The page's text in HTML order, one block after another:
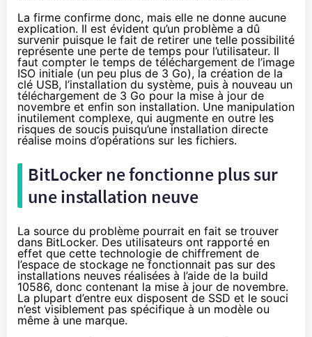
La firme confirme donc, mais elle ne donne aucune
explication. Il est évident qu’un problème a dû
survenir puisque le fait de retirer une telle possibilité
représente une perte de temps pour l’utilisateur. Il
faut compter le temps de téléchargement de l’image
ISO initiale (un peu plus de 3 Go), la création de la
clé USB, l’installation du système, puis à nouveau un
téléchargement de 3 Go pour la mise à jour de
novembre et enfin son installation. Une manipulation
inutilement complexe, qui augmente en outre les
risques de soucis puisqu’une installation directe
réalise moins d’opérations sur les fichiers.
BitLocker ne fonctionne plus sur
une installation neuve
La source du problème pourrait en fait se trouver
dans BitLocker. Des utilisateurs ont rapporté en
effet que cette technologie de chiffrement de
l’espace de stockage ne fonctionnait pas sur des
installations neuves réalisées à l’aide de la build
10586, donc contenant la mise à jour de novembre.
La plupart d’entre eux disposent de SSD et le souci
n’est visiblement pas spécifique à un modèle ou
même à une marque.